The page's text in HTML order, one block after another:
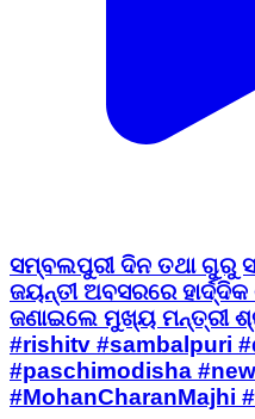
ସମ୍ବଲପୁରୀ ଦିନ ତଥା ଗୁରୁ
ଜୟନ୍ତୀ ଅବସରରେ
ଜଣାଇଲେ ମୁଖ୍ୟ ମନ୍ତ୍ରୀ
#rishitv #sambalpuri
#paschimodisha
#MohanCharanMajhi